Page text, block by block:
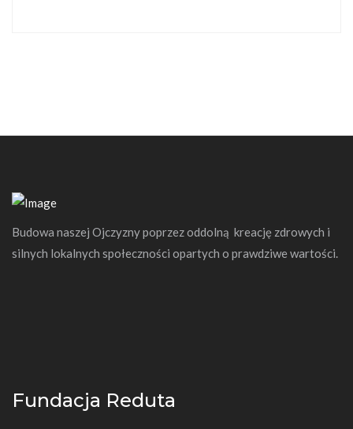
Budowa naszej Ojczyzny poprzez oddolną kreację zdrowych i
silnych lokalnych społeczności opartych o prawdziwe wartości.
Fundacja Reduta